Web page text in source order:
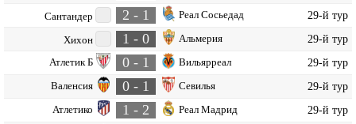
Сантандер 2 - 1 Реал Сосьедад 29-й тур
Хихон 1 - 0 Альмерия 29-й тур
Атлетик Б 0 - 1 Вильярреал 29-й тур
Валенсия 0 - 1 Севилья 29-й тур
Атлетико 1 - 2 Реал Мадрид 29-й тур